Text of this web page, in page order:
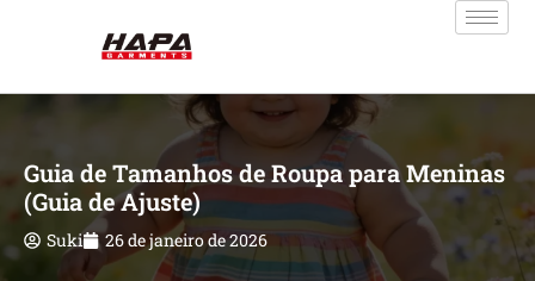
Guia de Tamanhos de Roupa para Meninas
(Guia de Ajuste)
Suki 26 de janeiro de 2026